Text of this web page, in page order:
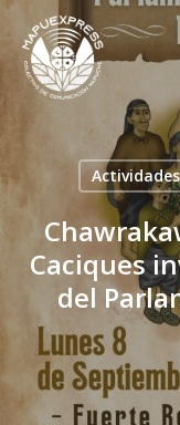
Skip
to
main
Actividades
Caciques
del